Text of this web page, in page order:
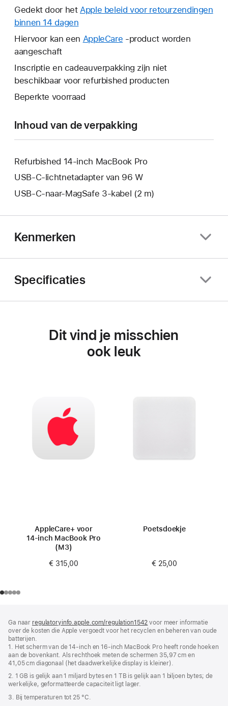
wordt
er
nieuw
venster
geopend.
Gedekt door hetApple beleid voor retourzendingen
binnen 14 dagen
wordt
nieuw
venster
geopend.
Hiervoor kan een AppleCare Hierdoor
er
een
-product worden
aangeschaft
Inscriptie en cadeauverpakking zijn niet
beschikbaar voor refurbished producten
Beperkte voorraad
Inhoud van de verpakking
Refurbished 14-inch MacBook Pro
USB‑C‑lichtnetadapter van 96 W
USB‑C-naar-MagSafe 3-kabel (2 m)
Kenmerken
Specificaties
Dit vind je misschien
ook leuk
AppleCare+ voor
14‑inch MacBook Pro
(M3)
€ 315,00
Poetsdoekje
€ 25,00
Ga naar regulatoryinfo.apple.com/regulation1542 (wordt
in
venster
geopend)
voor meer informatie
over de kosten die Apple vergoedt voor het recyclen en beheren van oude
batterijen.
1. Het scherm van de 14‑inch en 16‑inch MacBook Pro heeft ronde hoeken
aan de bovenkant. Als rechthoek meten de schermen 35,97 cm en
41,05 cm diagonaal (het daadwerkelijke display is kleiner).
2. 1 GB is gelijk aan 1 miljard bytes en 1 TB is gelijk aan 1 biljoen bytes; de
werkelijke, geformatteerde capaciteit ligt lager.
3. Bij temperaturen tot 25 °C.